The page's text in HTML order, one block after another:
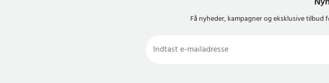
Få nyheder, kampagner og eksklusive tilbud